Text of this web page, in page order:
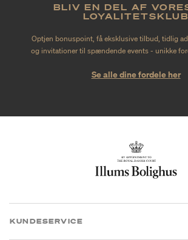
BLIV EN DEL AF
LOYALITETSKLUB
Optjen bonuspoint, få eksklusive tilbud, tidlig
og invitationer til spændende events - unikke
Se alle dine fordele her
KUNDESERVICE